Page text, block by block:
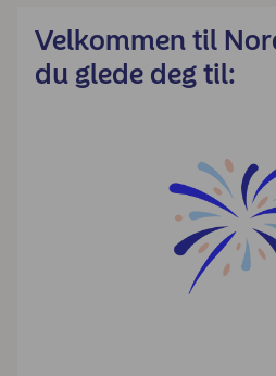
Velkommen til
du glede deg til: